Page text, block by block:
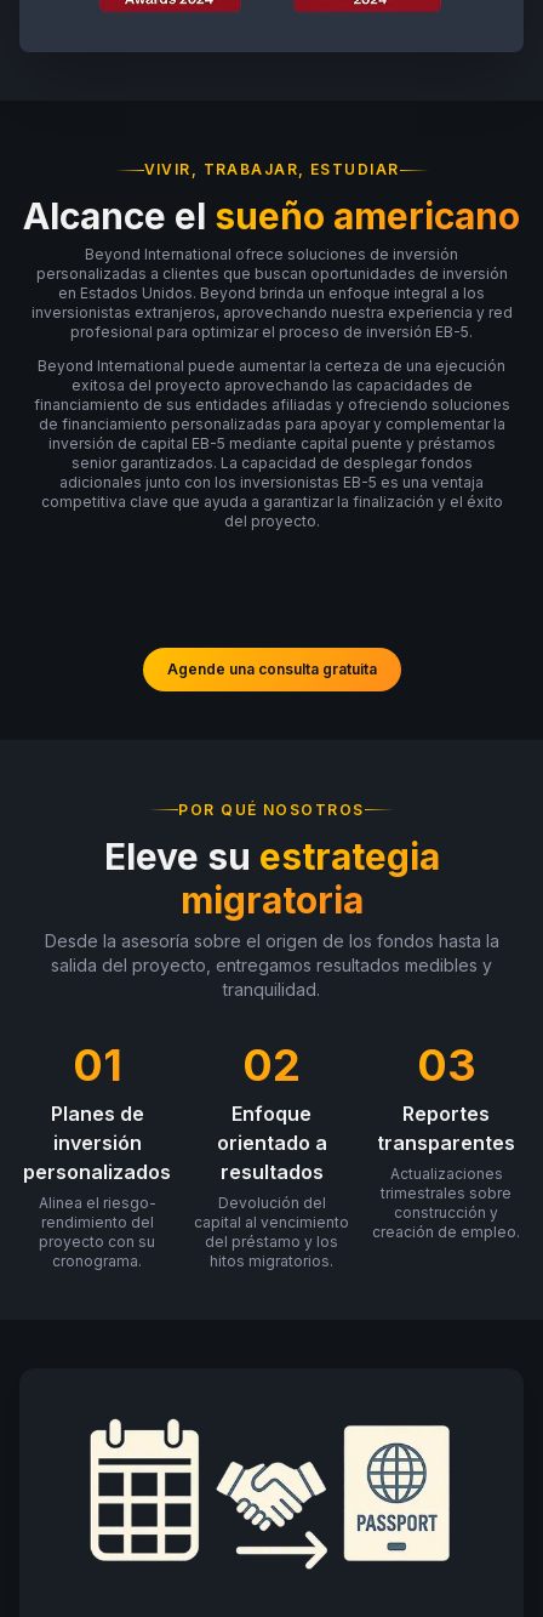
VIVIR, TRABAJAR, ESTUDIAR
Alcance el sueño americano
Beyond International ofrece soluciones de inversión
personalizadas a clientes que buscan oportunidades de inversión
en Estados Unidos. Beyond brinda un enfoque integral a los
inversionistas extranjeros, aprovechando nuestra experiencia y red
profesional para optimizar el proceso de inversión EB-5.
Beyond International puede aumentar la certeza de una ejecución
exitosa del proyecto aprovechando las capacidades de
financiamiento de sus entidades afiliadas y ofreciendo soluciones
de financiamiento personalizadas para apoyar y complementar la
inversión de capital EB-5 mediante capital puente y préstamos
senior garantizados. La capacidad de desplegar fondos
adicionales junto con los inversionistas EB-5 es una ventaja
competitiva clave que ayuda a garantizar la finalización y el éxito
del proyecto.
Agende una consulta gratuita
POR QUÉ NOSOTROS
Eleve su estrategia
migratoria
Desde la asesoría sobre el origen de los fondos hasta la
salida del proyecto, entregamos resultados medibles y
tranquilidad.
01
Planes de
inversión
personalizados
Alinea el riesgo-
rendimiento del
proyecto con su
cronograma.
02
Enfoque
orientado a
resultados
Devolución del
capital al vencimiento
del préstamo y los
hitos migratorios.
03
Reportes
transparentes
Actualizaciones
trimestrales sobre
construcción y
creación de empleo.